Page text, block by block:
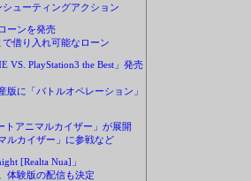
ューティングアクション
ーンを発売
借り入れ可能なローン
VS. PlayStation3 the Best」発売
版に「バトルオペレーション」
トアニマルカイザー」が展開
ルカイザー」に参戦など
[Realta Nua]」
体験版の配信も決定